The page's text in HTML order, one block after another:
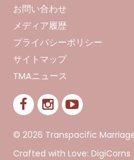
お問い合わせ
メディア履歴
プライバシーポリシー
サイトマップ
TMAニュース
© 2026 Transpacific
Crafted with Love: DigiCorns